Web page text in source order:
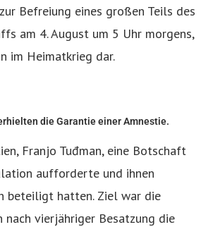
Befreiung eines großen Teils des
am 4. August um 5 Uhr morgens,
im Heimatkrieg dar.
die Garantie einer Amnestie.
Franjo Tuđman, eine Botschaft
aufforderte und ihnen
beteiligt hatten. Ziel war die
vierjähriger Besatzung die